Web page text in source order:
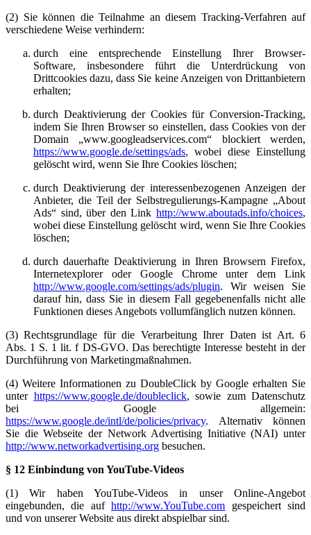
(2) Sie können die Teilnahme an diesem Tracking-Verfahren auf
verschiedene Weise verhindern:
durch eine entsprechende Einstellung Ihrer Browser-
Software, insbesondere führt die Unterdrückung von
Drittcookies dazu, dass Sie keine Anzeigen von Drittanbietern
erhalten;
durch Deaktivierung der Cookies für Conversion-Tracking,
indem Sie Ihren Browser so einstellen, dass Cookies von der
Domain „www.googleadservices.com“ blockiert werden,
https://www.google.de/settings/ads, wobei diese Einstellung
gelöscht wird, wenn Sie Ihre Cookies löschen;
durch Deaktivierung der interessenbezogenen Anzeigen der
Anbieter, die Teil der Selbstregulierungs-Kampagne „About
Ads“ sind, über den Link http://www.aboutads.info/choices,
wobei diese Einstellung gelöscht wird, wenn Sie Ihre Cookies
löschen;
durch dauerhafte Deaktivierung in Ihren Browsern Firefox,
Internetexplorer oder Google Chrome unter dem Link
http://www.google.com/settings/ads/plugin. Wir weisen Sie
darauf hin, dass Sie in diesem Fall gegebenenfalls nicht alle
Funktionen dieses Angebots vollumfänglich nutzen können.
(3) Rechtsgrundlage für die Verarbeitung Ihrer Daten ist Art. 6
Abs. 1 S. 1 lit. f DS-GVO. Das berechtigte Interesse besteht in der
Durchführung von Marketingmaßnahmen.
(4) Weitere Informationen zu DoubleClick by Google erhalten Sie
unter https://www.google.de/doubleclick, sowie zum Datenschutz
bei Google allgemein:
https://www.google.de/intl/de/policies/privacy. Alternativ können
Sie die Webseite der Network Advertising Initiative (NAI) unter
http://www.networkadvertising.org besuchen.
§ 12 Einbindung von YouTube-Videos
(1) Wir haben YouTube-Videos in unser Online-Angebot
eingebunden, die aufhttp://www.YouTube.com gespeichert sind
und von unserer Website aus direkt abspielbar sind.